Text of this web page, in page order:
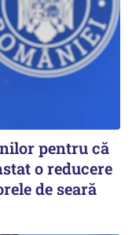
pentru că
o reducere
de seară